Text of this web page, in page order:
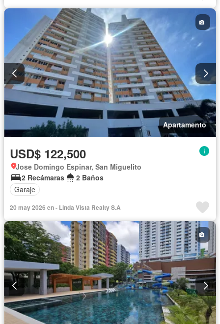
Apartamento
USD$ 122,500
Jose Domingo Espinar, San Miguelito
2 Recámaras
2 Baños
Garaje
20 may 2026 en - Linda Vista Realty S.A